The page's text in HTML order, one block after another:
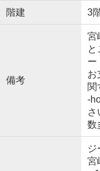
階建 3
備考
宮
と
ー
お
関
-
さ
数
宮